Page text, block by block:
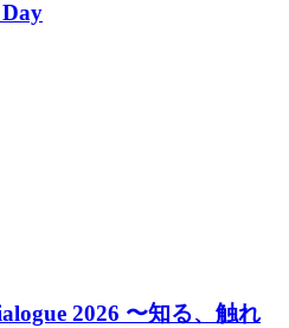
2026 〜知る、触れ